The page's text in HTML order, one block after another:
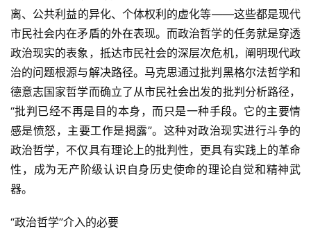
离、公共利益的异化、个体权利的虚化等——这些都是现代
市民社会内在矛盾的外在表现。而政治哲学的任务就是穿透
政治现实的表象，抵达市民社会的深层次危机，阐明现代政
治的问题根源与解决路径。马克思通过批判黑格尔法哲学和
德意志国家哲学而确立了从市民社会出发的批判分析路径，
“批判已经不再是目的本身，而只是一种手段。它的主要情
感是愤怒，主要工作是揭露”。这种对政治现实进行斗争的
政治哲学，不仅具有理论上的批判性，更具有实践上的革命
性，成为无产阶级认识自身历史使命的理论自觉和精神武
器。
“政治哲学”介入的必要